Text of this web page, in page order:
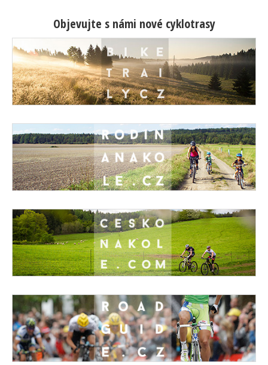
Objevujte s námi nové cyklotrasy